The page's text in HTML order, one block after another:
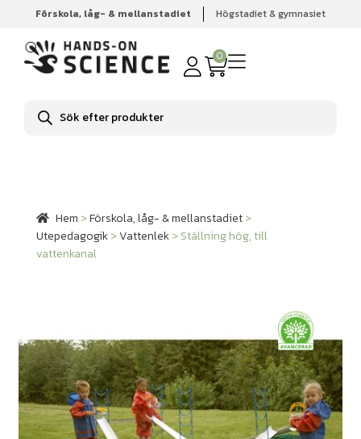
Förskola, låg- & mellanstadiet Högstadiet & gymnasiet
0
Produktsökning
Hem Förskola, låg- & mellanstadiet
Utepedagogik
Vattenlek
Ställning hög, till vattenkanal
Hem >Förskola, låg- & mellanstadiet>
Utepedagogik>Vattenlek>Ställning hög, till
vattenkanal